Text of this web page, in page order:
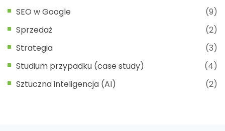
SEO w Google
(9)
Sprzedaż
(2)
Strategia
(3)
Studium przypadku (case study)
(4)
Sztuczna inteligencja (AI)
(2)